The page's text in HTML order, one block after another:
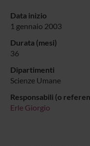
Data inizio
1 gennaio 2003
Durata (mesi)
36
Dipartimenti
Scienze Umane
Responsabili (o
Erle Giorgio